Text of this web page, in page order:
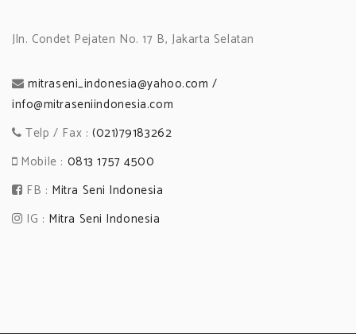
Jln. Condet Pejaten No. 17 B, Jakarta Selatan
mitraseni_indonesia@yahoo.com /
info@mitraseniindonesia.com
Telp / Fax :(021)79183262
Mobile : 0813 1757 4500
FB : Mitra Seni Indonesia
IG : Mitra Seni Indonesia